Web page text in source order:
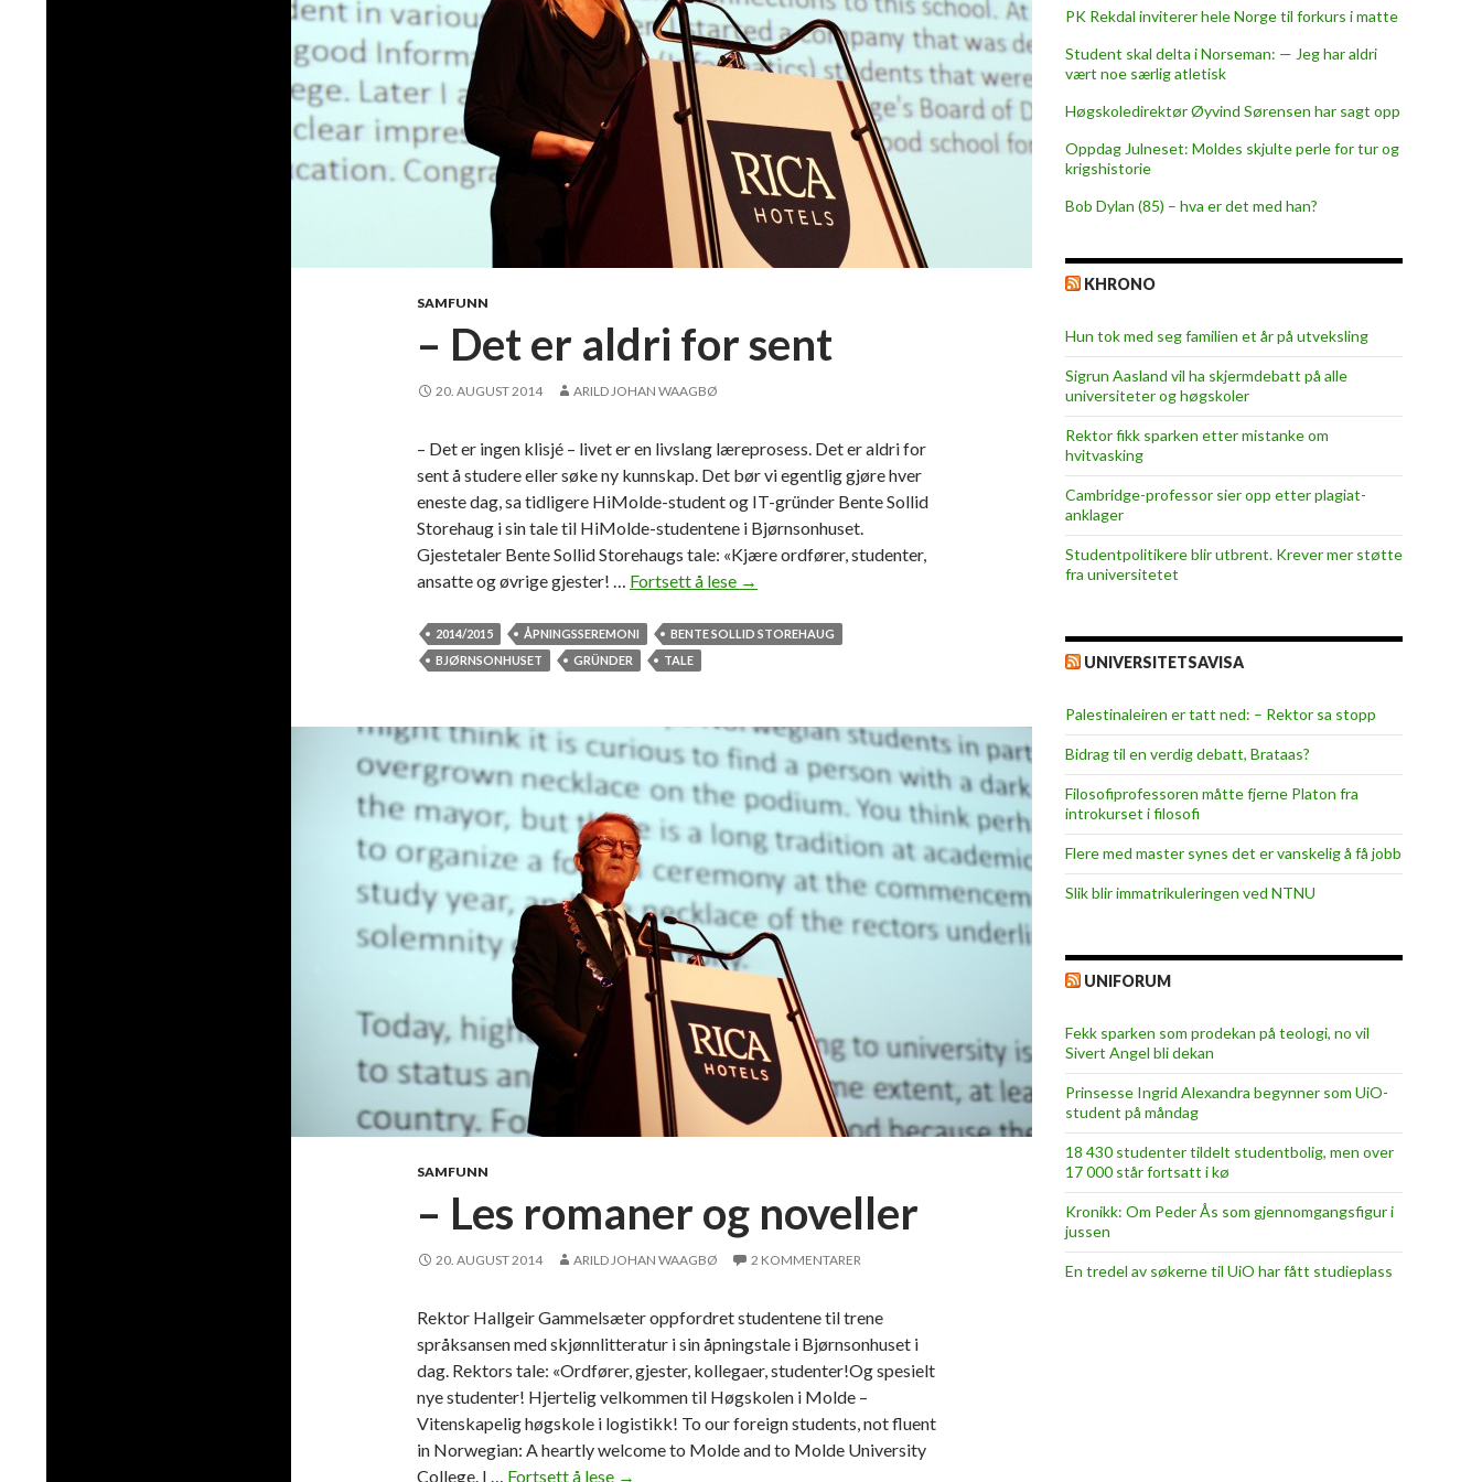
SAMFUNN
– Det er aldri for sent
20. AUGUST 2014 ARILD JOHAN WAAGBØ
– Det er ingen klisjé – livet er en livslang læreprosess. Det er aldri for
sent å studere eller søke ny kunnskap. Det bør vi egentlig gjøre hver
eneste dag, sa tidligere HiMolde-student og IT-gründer Bente Sollid
Storehaug i sin tale til HiMolde-studentene i Bjørnsonhuset.
Gjestetaler Bente Sollid Storehaugs tale: «Kjære ordfører, studenter,
ansatte og øvrige gjester! … Fortsett å lese –
e
a
l
d
r
i
f
r
s
e
n
t
→
2014/2015 ÅPNINGSSEREMONI
BENTE SOLLID STOREHAUG
BJØRNSONHUSET
GRÜNDER TALE
SAMFUNN
– Les romaner og noveller
20. AUGUST 2014 ARILD JOHAN WAAGBØ 2 KOMMENTARER
Rektor Hallgeir Gammelsæter oppfordret studentene til trene
språksansen med skjønnlitteratur i sin åpningstale i Bjørnsonhuset i
dag. Rektors tale: «Ordfører, gjester, kollegaer, studenter!Og spesielt
nye studenter! Hjertelig velkommen til Høgskolen i Molde –
Vitenskapelig høgskole i logistikk! To our foreign students, not fluent
in Norwegian: A heartly welcome to Molde and to Molde University
College. I … Fortsett å lese –
→
PK Rekdal inviterer hele Norge til forkurs i matte
Student skal delta i Norseman: — Jeg har aldri
vært noe særlig atletisk
Høgskoledirektør Øyvind Sørensen har sagt opp
Oppdag Julneset: Moldes skjulte perle for tur og
krigshistorie
Bob Dylan (85) – hva er det med han?
KHRONO
Hun tok med seg familien et år på utveksling
Sigrun Aasland vil ha skjerm­debatt på alle
universiteter og høgskoler
Rektor fikk sparken etter mistanke om
hvitvasking
Cambridge-professor sier opp etter plagiat-
anklager
Studentpolitikere blir utbrent. Krever mer støtte
fra universitetet
UNIVERSITETSAVISA
Palestinaleiren er tatt ned: – Rektor sa stopp
Bidrag til en verdig debatt, Brataas?
Filosofiprofessoren måtte fjerne Platon fra
introkurset i filosofi
Flere med master synes det er vanskelig å få jobb
Slik blir immatrikuleringen ved NTNU
UNIFORUM
Fekk sparken som prodekan på teologi, no vil
Sivert Angel bli dekan
Prinsesse Ingrid Alexandra begynner som UiO-
student på måndag
18 430 studenter tildelt studentbolig, men over
17 000 står fortsatt i kø
Kronikk: Om Peder Ås som gjennomgangsfigur i
jussen
En tredel av søkerne til UiO har fått studieplass